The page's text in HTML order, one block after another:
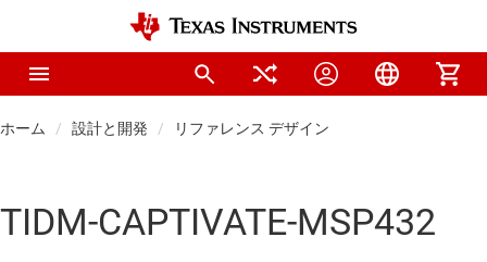
ホーム 設計と開発 リファレンス デザイン
TIDM-CAPTIVATE-MSP432